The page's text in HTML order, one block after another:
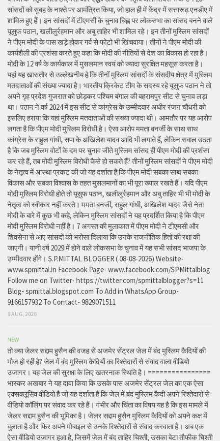
सांसदों को सुबह के नाश्ते पर आमंत्रित किया, जो हाल ही में केंद्र में सत्तारूढ़ एनडीए में
शामिल हुए हैं। इन सांसदों में टीएमसी के चुनाव चिह्न पर लोकसभा का सांसद बनने वाले
यूसुफ पठान, खलीलुर्रहमान और अबु ताहिर भी शामिल रहे। इन तीनों मुस्लिम सांसदों
ने पीएम मोदी के पास खड़े होकर गर्व से फोटो भी खिंचवाया। तीनों ने पीएम मोदी की
कार्यशैली की प्रशंसा करते हुए कहा कि मोदी की नीतियों से देश का विकास हो रहा है।
मोदी के 12 वर्ष के कार्यकाल में मुसलमान स्वयं को ज्यादा सुरक्षित महसूस करता है।
यहां यह खासतौर से उल्लेखनीय है कि तीनों मुस्लिम सांसदों के संसदीय क्षेत्र में मुस्लिम
मतदाताओं की संख्या ज्यादा है। भारतीय क्रिकेट टीम के सदस्य रहे यूसुफ पठान ने तो
अपने गृह प्रदेश गुजरात को छोड़कर पश्चिम बंगाल की बहरामपुर सीट से चुनाव लड़ा
था। पठान ने वर्ष 2024 में इस सीट से कांग्रेस के उम्मीदवार अधीर रंजन चौधरी को
इसलिए हराया कि यहां मुस्लिम मतदाताओं की संख्या ज्यादा थी। आमतौर पर यह आरोप
लगता है कि पीएम मोदी मुस्लिम विरोधी है। ऐसा आरोप ममता बनर्जी के साथ साथ
कांग्रेस के राहुल गांधी, सपा के अखिलेश यादव आदि भी लगाते हैं, लेकिन सवाल उठता
है कि जब मुस्लिम वोटों के दम पर चुनाव जीते मुस्लिम सांसद ही पीएम मोदी की प्रशंसा
कर रहे हैं, तब मोदी मुस्लिम विरोधी कैसे हो सकते हैं? तीनों मुस्लिम सांसदों ने पीएम मोदी
के नेतृत्व में आस्था प्रकट की जो यह दर्शाता है कि पीएम मोदी सबका साथ सबका
विकास और सबका विश्वास के तहत मुसलमानों का भी पूरा ख्याल रखते हैं। यदि पीएम
मोदी मुस्लिम विरोधी होते तो यूसुफ पठान, खलीलुर्रहमान और अबु ताहिर भी भी मोदी के
नेतृत्व को स्वीकार नहीं करते। ममता बनर्जी, राहुल गांधी, अखिलेश यादव जैसे नेता
मोदी के बारे में कुछ भी कहे, लेकिन मुस्लिम सांसदों ने यह प्रदर्शित किया है कि पीएम
मोदी मुस्लिम विरोधी नहीं है। 7 अगस्त की मुलाकात में पीएम मोदी ने टीएमसी और
शिवसेना से आए सांसदों को भरोसा दिलाया कि उनके राजनीतिक हितों की रक्षा की
जाएगी। यानी वर्ष 2029 में होने वाले लोकसभा के चुनाव में यह सभी सांसद भाजपा के
उम्मीदवार होंगे। S.P.MITTAL BLOGGER ( 08-08-2026) Website-
www.spmittal.in Facebook Page- www.facebook.com/SPMittalblog
Follow me on Twitter- https://twitter.com/spmittalblogger?s=11
Blog- spmittal.blogspot.com To Add in WhatsApp Group-
9166157932 To Contact- 9829071511
8 AUG, 2026
NEW
तो क्या जेलर सद्दाम हुसैन की वजह से अजमेर सेंट्रल जेल में बंद मुस्लिम कैदियों की
मौज हो रही है? जेल में बंद मुस्लिम कैदियों का रिश्तेदारों से संवाद वाला वीडियो
उजागर। यह जेल की सुरक्षा के लिए खतरनाक स्थिति है। ================
भास्कर अखबार ने यह दावा किया कि उसके पास अजमेर सेंट्रल जेल का एक ऐसा
एक्सक्लूसिव वीडियो है जो यह दर्शाता है कि जेल में बंद मुस्लिम कैदी अपने रिश्तेदारों से
वीडियो कॉलिंग पर संवाद कर रहे हैं। गंभीर और चिंता का विषय यह है कि इस मामले में
जेलर सद्दाम हुसैन की भूमिका है। जेलर सद्दाम हुसैन मुस्लिम कैदियों को अपने कक्ष में
बुलाता है और फिर अपने मोबाइल से उनके रिश्तेदारों से संवाद करवाता है। अब एक
ऐसा वीडियो उजागर हुआ है, जिसमें जेल में बंद ताहिर चिश्ती, उसका बेटा तौफीक चिश्ती